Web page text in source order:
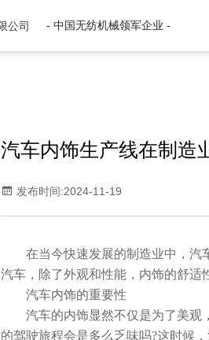
- 中国无纺机械领军企业 -
汽车内饰生产线在制造
发布时间:2024-11-19
在当今快速发展的制造业中，汽车
汽车，除了外观和性能，内饰的舒适
汽车内饰的重要性
汽车的内饰显然不仅是为了美观，
的驾驶旅程会是多么乏味吗?这时候